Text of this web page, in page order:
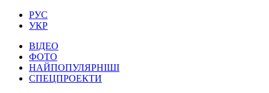
РУС
УКР
ВІДЕО
ФОТО
НАЙПОПУЛЯРНІШІ
СПЕЦПРОЕКТИ